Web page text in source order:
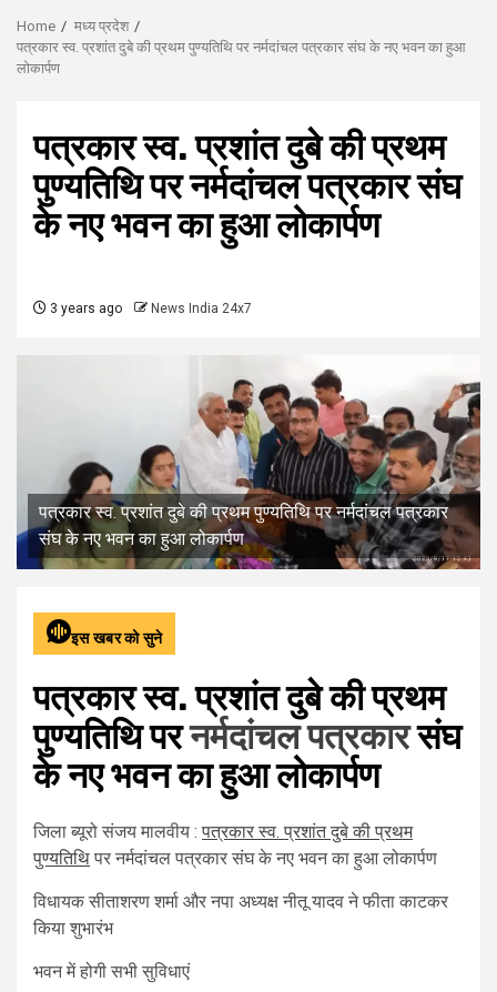
Home
मध्य प्रदेश
पत्रकार स्व. प्रशांत दुबे की प्रथम पुण्यतिथि पर नर्मदांचल पत्रकार संघ के नए भवन का हुआ
लोकार्पण
पत्रकार स्व. प्रशांत दुबे की प्रथम
पुण्यतिथि पर नर्मदांचल पत्रकार संघ
के नए भवन का हुआ लोकार्पण
3 years ago News India 24x7
पत्रकार स्व. प्रशांत दुबे की प्रथम पुण्यतिथि पर नर्मदांचल पत्रकार
संघ के नए भवन का हुआ लोकार्पण
इस खबर को सुने
पत्रकार स्व. प्रशांत दुबे की प्रथम
पुण्यतिथि परनर्मदांचल पत्रकारसंघ
के नए भवन का हुआ लोकार्पण
जिला ब्यूरो संजय मालवीय :पत्रकार स्व. प्रशांत दुबे की प्रथम
पुण्यतिथि पर नर्मदांचल पत्रकार संघ के नए भवन का हुआ लोकार्पण
विधायक सीताशरण शर्मा और नपा अध्यक्ष नीतू यादव ने फीता काटकर
किया शुभारंभ
भवन में होगी सभी सुविधाएं